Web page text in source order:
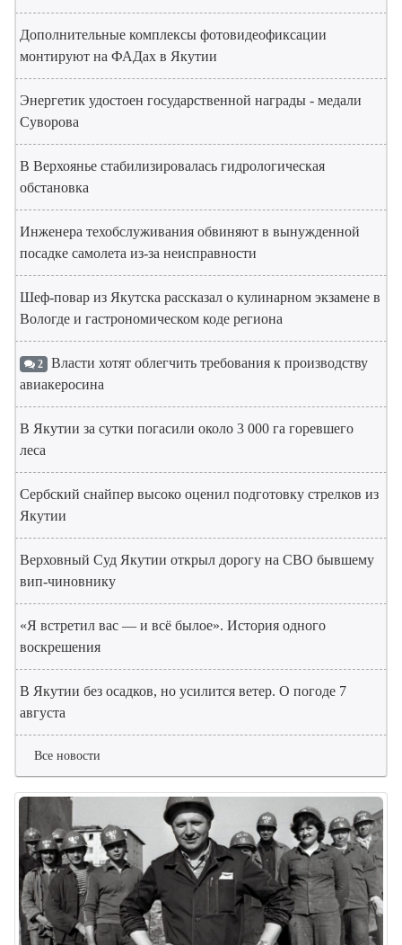
Дополнительные комплексы фотовидеофиксации
монтируют на ФАДах в Якутии
Энергетик удостоен государственной награды - медали
Суворова
В Верхоянье стабилизировалась гидрологическая
обстановка
Инженера техобслуживания обвиняют в вынужденной
посадке самолета из-за неисправности
Шеф-повар из Якутска рассказал о кулинарном экзамене в
Вологде и гастрономическом коде региона
2 Власти хотят облегчить требования к производству
авиакеросина
В Якутии за сутки погасили около 3 000 га горевшего
леса
Сербский снайпер высоко оценил подготовку стрелков из
Якутии
Верховный Суд Якутии открыл дорогу на СВО бывшему
вип-чиновнику
«Я встретил вас — и всё былое». История одного
воскрешения
В Якутии без осадков, но усилится ветер. О погоде 7
августа
Все новости